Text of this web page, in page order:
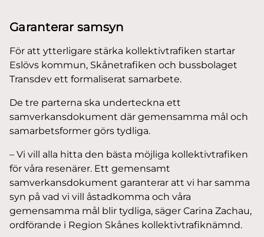
Garanterar samsyn
För att ytterligare stärka kollektivtrafiken startar
Eslövs kommun, Skånetrafiken och bussbolaget
Transdev ett formaliserat samarbete.
De tre parterna ska underteckna ett
samverkansdokument där gemensamma mål och
samarbetsformer görs tydliga.
– Vi vill alla hitta den bästa möjliga kollektivtrafiken
för våra resenärer. Ett gemensamt
samverkansdokument garanterar att vi har samma
syn på vad vi vill åstadkomma och våra
gemensamma mål blir tydliga, säger Carina Zachau,
ordförande i Region Skånes kollektivtrafiknämnd.